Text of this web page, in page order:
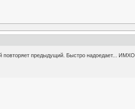
предыдущий. Быстро надоедает... ИМХО.